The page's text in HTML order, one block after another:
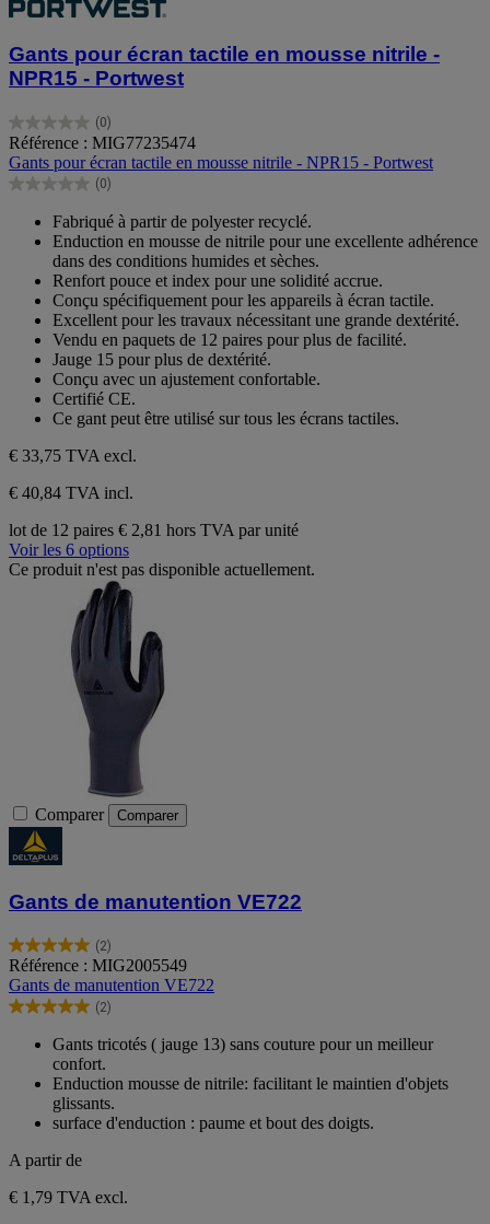
Gants pour écran tactile en mousse nitrile -
NPR15 - Portwest
(0)
0.0
sur
5
étoiles.
Référence : MIG77235474
Gants pour écran tactile en mousse nitrile - NPR15 - Portwest
(0)
0.0
étoiles.
Fabriqué à partir de polyester recyclé.
Enduction en mousse de nitrile pour une excellente adhérence
dans des conditions humides et sèches.
Renfort pouce et index pour une solidité accrue.
Conçu spécifiquement pour les appareils à écran tactile.
Excellent pour les travaux nécessitant une grande dextérité.
Vendu en paquets de 12 paires pour plus de facilité.
Jauge 15 pour plus de dextérité.
Conçu avec un ajustement confortable.
Certifié CE.
Ce gant peut être utilisé sur tous les écrans tactiles.
€ 33,75 TVA excl.
€ 40,84 TVA incl.
lot de 12 paires € 2,81 hors TVA par unité
Voir les 6 options
Ce produit n'est pas disponible actuellement.
Comparer Comparer
Gants de manutention VE722
(2)
5.0
sur
5
étoiles.
avis
Référence : MIG2005549
Gants de manutention VE722
(2)
5.0
étoiles.
Gants tricotés ( jauge 13) sans couture pour un meilleur
confort.
Enduction mousse de nitrile: facilitant le maintien d'objets
glissants.
surface d'enduction : paume et bout des doigts.
A partir de
€ 1,79 TVA excl.